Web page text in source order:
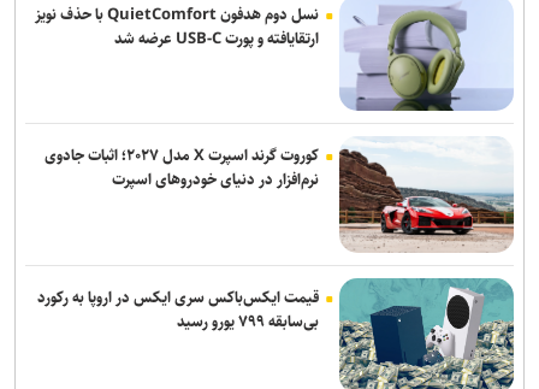
نسل دوم هدفون QuietComfort با حذف نویز
ارتقایافته و پورت USB-C عرضه شد
کوروت گرند اسپرت X مدل ۲۰۲۷؛ اثبات جادوی
نرم‌افزار در دنیای خودروهای اسپرت
قیمت ایکس‌باکس سری ایکس در اروپا به رکورد
بی‌سابقه ۷۹۹ یورو رسید